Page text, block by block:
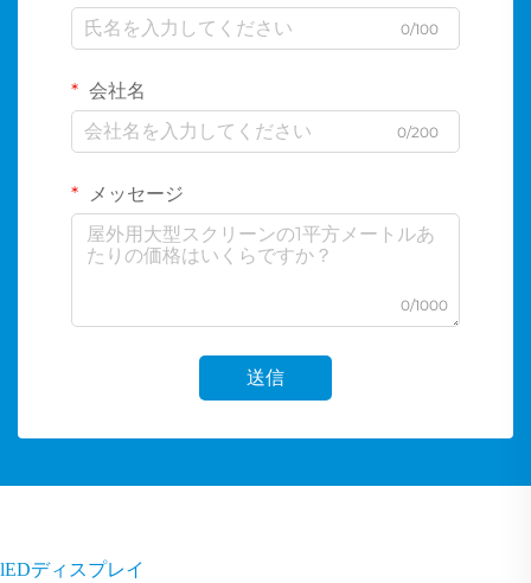
0/100
会社名
0/200
メッセージ
0/1000
送信
lEDディスプレイ